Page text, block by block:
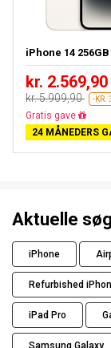
iPhone 14 256GB
kr. 2.569,90
kr. 5.909,90 -KR.
Gratis fragt
24 MÅNEDERS
Aktuelle
iPhone
Refurbished
iPad Pro
Samsung Galaxy